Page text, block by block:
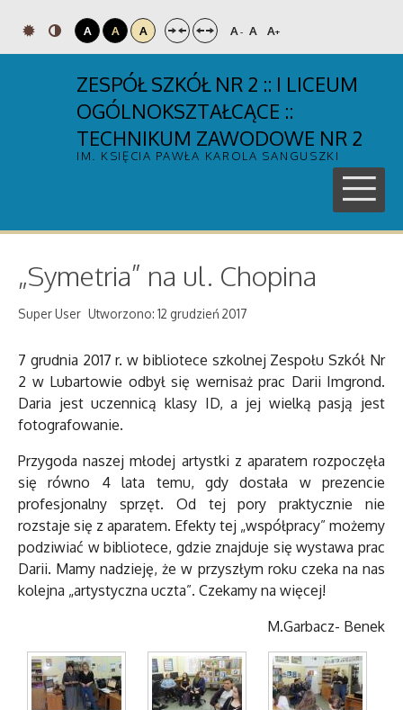
A A A A- A A+
ZESPÓŁ SZKÓŁ NR 2 :: I LICEUM
OGÓLNOKSZTAŁCĄCE ::
TECHNIKUM ZAWODOWE NR 2
IM. KSIĘCIA PAWŁA KAROLA SANGUSZKI
„Symetria” na ul. Chopina
Super User Utworzono: 12 grudzień 2017
7 grudnia 2017 r. w bibliotece szkolnej Zespołu Szkół Nr
2 w Lubartowie odbył się wernisaż prac Darii Imgrond.
Daria jest uczennicą klasy ID, a jej wielką pasją jest
fotografowanie.
Przygoda naszej młodej artystki z aparatem rozpoczęła
się równo 4 lata temu, gdy dostała w prezencie
profesjonalny sprzęt. Od tej pory praktycznie nie
rozstaje się z aparatem. Efekty tej „współpracy” możemy
podziwiać w bibliotece, gdzie znajduje się wystawa prac
Darii. Mamy nadzieję, że w przyszłym roku czeka na nas
kolejna „artystyczna uczta”. Czekamy na więcej!
M.Garbacz- Benek